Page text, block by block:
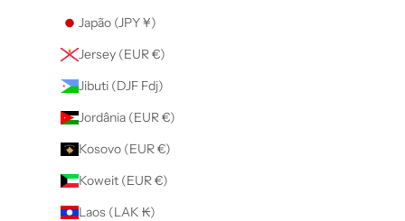
Japão (JPY ¥)
Jersey (EUR €)
Jibuti (DJF Fdj)
Jordânia (EUR €)
Kosovo (EUR €)
Koweit (EUR €)
Laos (LAK ₭)